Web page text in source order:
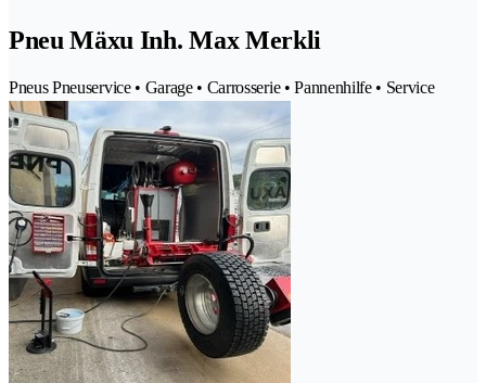
Pneu Mäxu Inh. Max Merkli
Pneus Pneuservice • Garage • Carrosserie • Pannenhilfe • Service